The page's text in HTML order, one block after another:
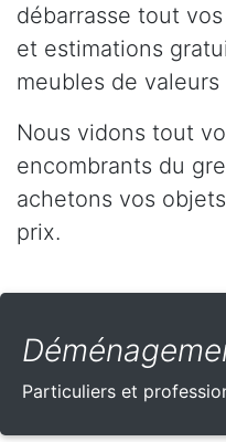
débarrasse tout
et estimations
meubles de valeurs
Nous vidons tout
encombrants du
achetons vos
prix.
Particuliers et